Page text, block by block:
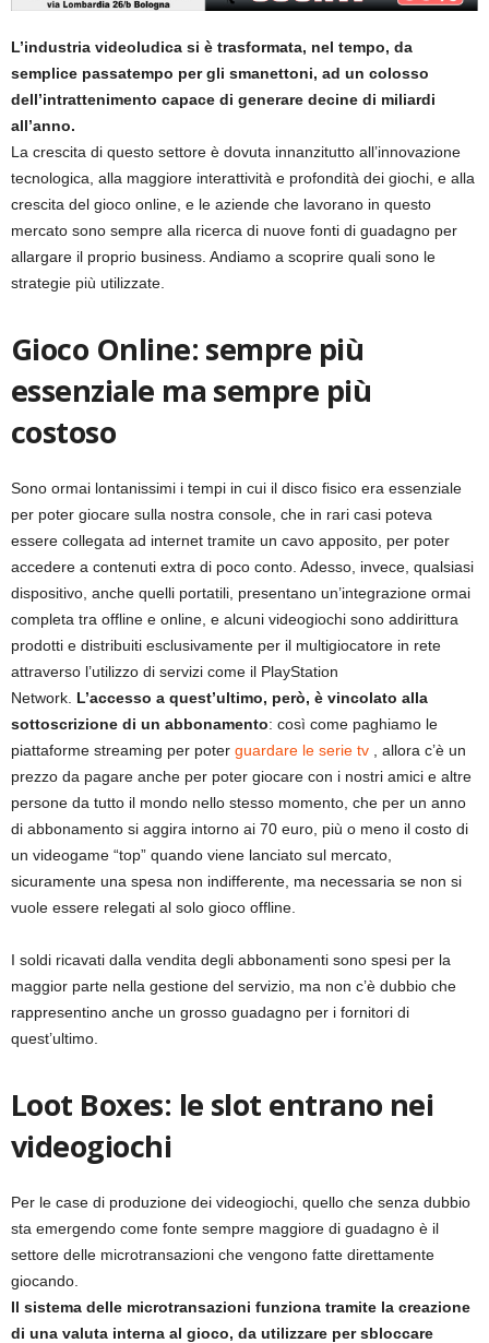
L’industria videoludica si è trasformata, nel tempo, da
semplice passatempo per gli smanettoni, ad un colosso
dell’intrattenimento capace di generare decine di miliardi
all’anno.
La crescita di questo settore è dovuta innanzitutto all’innovazione
tecnologica, alla maggiore interattività e profondità dei giochi, e alla
crescita del gioco online, e le aziende che lavorano in questo
mercato sono sempre alla ricerca di nuove fonti di guadagno per
allargare il proprio business. Andiamo a scoprire quali sono le
strategie più utilizzate.
Gioco Online: sempre più
essenziale ma sempre più
costoso
Sono ormai lontanissimi i tempi in cui il disco fisico era essenziale
per poter giocare sulla nostra console, che in rari casi poteva
essere collegata ad internet tramite un cavo apposito, per poter
accedere a contenuti extra di poco conto. Adesso, invece, qualsiasi
dispositivo, anche quelli portatili, presentano un’integrazione ormai
completa tra offline e online, e alcuni videogiochi sono addirittura
prodotti e distribuiti esclusivamente per il multigiocatore in rete
attraverso l’utilizzo di servizi come il PlayStation
Network. L’accesso a quest’ultimo, però, è vincolato alla
sottoscrizione di un abbonamento: così come paghiamo le
piattaforme streaming per poter guardare le serie tv
, allora c’è un
prezzo da pagare anche per poter giocare con i nostri amici e altre
persone da tutto il mondo nello stesso momento, che per un anno
di abbonamento si aggira intorno ai 70 euro, più o meno il costo di
un videogame “top” quando viene lanciato sul mercato,
sicuramente una spesa non indifferente, ma necessaria se non si
vuole essere relegati al solo gioco offline.
I soldi ricavati dalla vendita degli abbonamenti sono spesi per la
maggior parte nella gestione del servizio, ma non c’è dubbio che
rappresentino anche un grosso guadagno per i fornitori di
quest’ultimo.
Loot Boxes: le slot entrano nei
videogiochi
Per le case di produzione dei videogiochi, quello che senza dubbio
sta emergendo come fonte sempre maggiore di guadagno è il
settore delle microtransazioni che vengono fatte direttamente
giocando.
Il sistema delle microtransazioni funziona tramite la creazione
di una valuta interna al gioco, da utilizzare per sbloccare